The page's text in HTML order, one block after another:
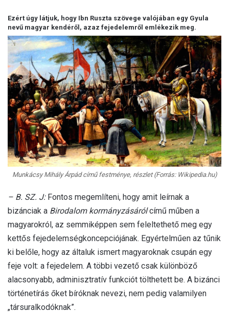
Ezért úgy látjuk, hogy Ibn Ruszta szövege valójában egy Gyula
nevű magyar kendéről, azaz fejedelemről emlékezik meg.
Munkácsy Mihály Árpád című festménye, részlet (Forrás: Wikipedia.hu)
– B. SZ. J:Fontos megemlíteni, hogy amit leírnak a
bizánciak a Birodalom kormányzásárólcímű műben a
magyarokról, az semmiképpen sem feleltethető meg egy
kettős fejedelemségkoncepciójának. Egyértelműen az tűnik
ki belőle, hogy az általuk ismert magyaroknak csupán egy
feje volt: a fejedelem. A többi vezető csak különböző
alacsonyabb, adminisztratív funkciót tölthetett be. A bizánci
történetírás őket bíróknak nevezi, nem pedig valamilyen
„társuralkodóknak”.